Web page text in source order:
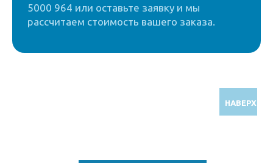
5000 964 или оставьте заявку и мы
рассчитаем стоимость вашего заказа.
НАВЕРХ